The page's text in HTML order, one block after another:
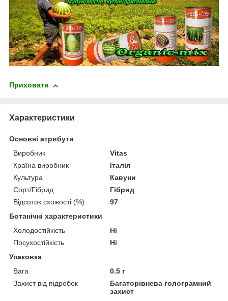
Приховати
Характеристики
Основні атрибути
Виробник
Vitas
Країна виробник
Італія
Культура
Кавуни
Сорт/Гібрид
Гібрид
Відсоток схожості (%)
97
Ботанічні характеристики
Холодостійкість
Ні
Посухостійкість
Ні
Упаковка
Вага
0.5 г
Захист від підробок
Багаторівнева голограмний
захист